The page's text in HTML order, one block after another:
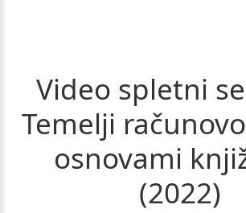
Video spletni
Temelji
osnovami
(2022)